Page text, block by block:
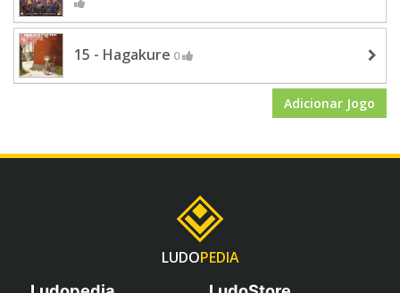
15 - Hagakure 0
Adicionar Jogo
LUDOPEDIA